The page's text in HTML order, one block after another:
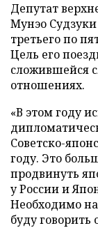
Депутат
Мунэо
третьего по
Цель его
сложившейся
отношениях.
«В этом году
Советско-
году. Это
продвинуть
у России и
Необходимо
буду говорить